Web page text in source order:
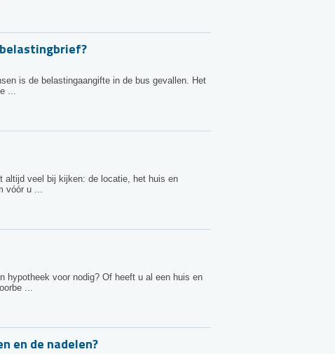
is de belastingaangifte in de bus gevallen. Het
...
altijd veel bij kijken: de locatie, het huis en
vóór u ...
hypotheek voor nodig? Of heeft u al een huis en
...
en de nadelen?